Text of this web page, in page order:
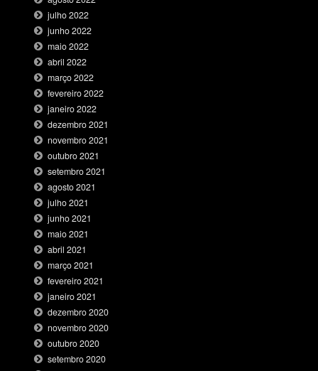
julho 2022
junho 2022
maio 2022
abril 2022
março 2022
fevereiro 2022
janeiro 2022
dezembro 2021
novembro 2021
outubro 2021
setembro 2021
agosto 2021
julho 2021
junho 2021
maio 2021
abril 2021
março 2021
fevereiro 2021
janeiro 2021
dezembro 2020
novembro 2020
outubro 2020
setembro 2020